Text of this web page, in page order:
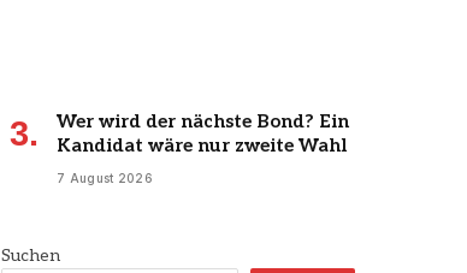
Wer wird der nächste Bond? Ein
Kandidat wäre nur zweite Wahl
7 August 2026
Suchen